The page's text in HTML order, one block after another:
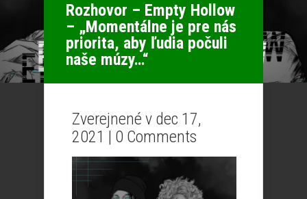
Rozhovor – Empty Hollow
– „Momentálne je pre nás
priorita, aby ľudia počuli
naše múzy…“
Zverejnené v dec 17,
2021 | 0 Comments